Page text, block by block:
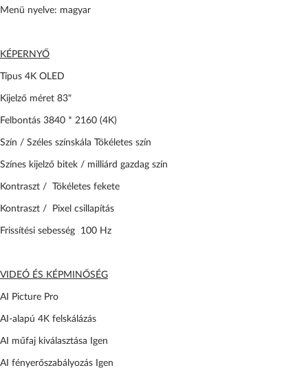
Menü nyelve: magyar
KÉPERNYŐ
Típus 4K OLED
Kijelző méret 83"
Felbontás 3840 * 2160 (4K)
Szín / Széles színskála Tökéletes szín
Színes kijelző bitek / milliárd gazdag szín
Kontraszt / Tökéletes fekete
Kontraszt / Pixel csillapítás
Frissítési sebesség 100 Hz
VIDEÓ ÉS KÉPMINŐSÉG
AI Picture Pro
AI-alapú 4K felskálázás
AI műfaj kiválasztása Igen
AI fényerőszabályozás Igen